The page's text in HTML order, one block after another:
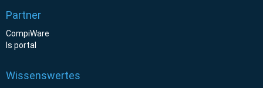
Partner
CompiWare
ls portal
Wissenswertes